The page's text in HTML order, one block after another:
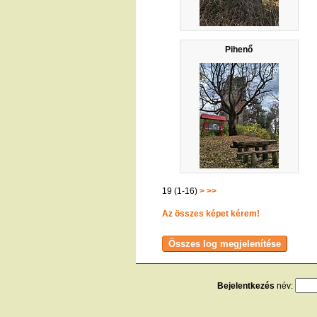
Pihenő
19 (1-16) > >>
Az összes képet kérem!
Bejelentkezés név: